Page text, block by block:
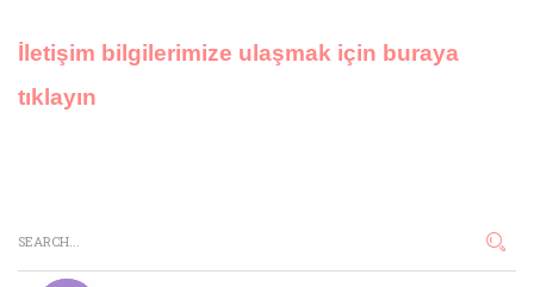
İletişim bilgilerimize ulaşmak için buraya
tıklayın